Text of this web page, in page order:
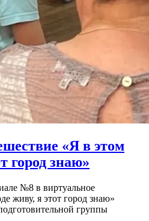
«Я в этом
город знаю»
№8 в виртуальное
живу, я этот город знаю»
группы